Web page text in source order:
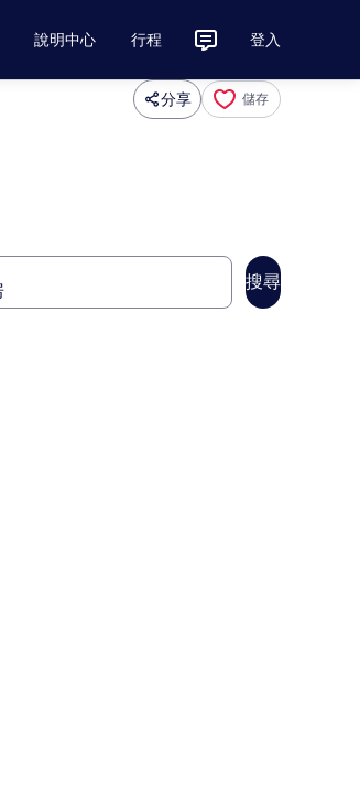
說明中心 行程 登入
分享 儲存
搜尋